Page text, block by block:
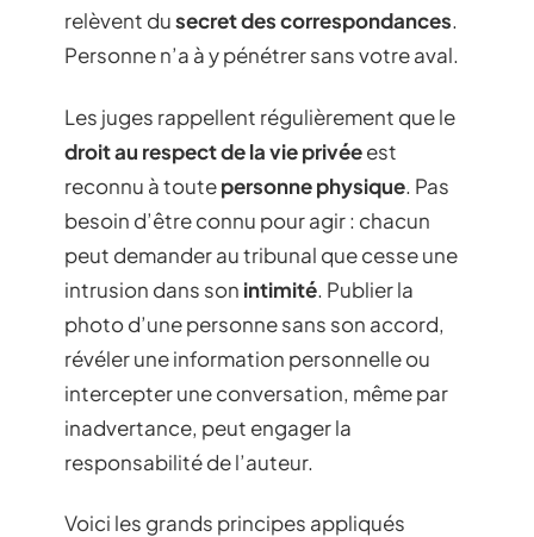
relèvent dusecret des correspondances.
Personne n’a à y pénétrer sans votre aval.
Les juges rappellent régulièrement que le
droit au respect de la vie privéeest
reconnu à toutepersonne physique. Pas
besoin d’être connu pour agir : chacun
peut demander au tribunal que cesse une
intrusion dans son intimité. Publier la
photo d’une personne sans son accord,
révéler une information personnelle ou
intercepter une conversation, même par
inadvertance, peut engager la
responsabilité de l’auteur.
Voici les grands principes appliqués